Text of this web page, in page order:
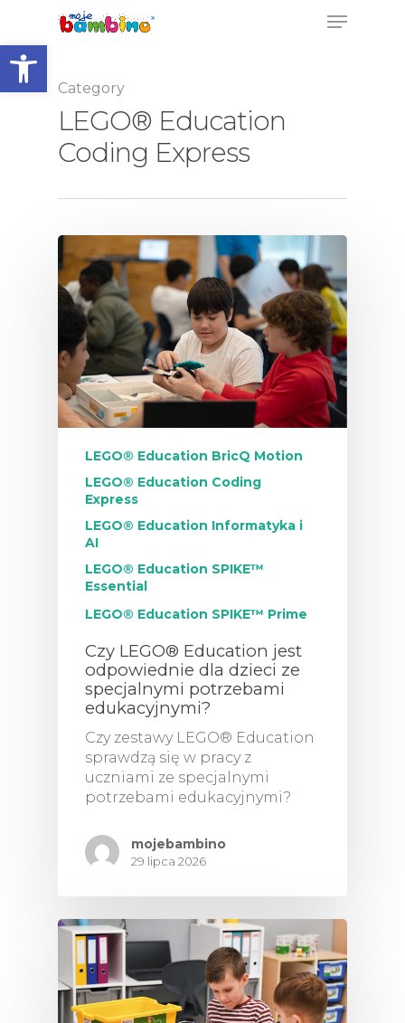
Open toolbar
Category
LEGO® Education
Coding Express
LEGO® Education BricQ Motion
LEGO® Education Coding
Express
LEGO® Education Informatyka i
AI
LEGO® Education SPIKE™
Essential
LEGO® Education SPIKE™ Prime
Czy LEGO® Education jest
odpowiednie dla dzieci ze
specjalnymi potrzebami
edukacyjnymi?
Czy zestawy LEGO® Education
sprawdzą się w pracy z
uczniami ze specjalnymi
potrzebami edukacyjnymi?
mojebambino
29 lipca 2026